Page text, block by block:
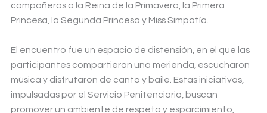
compañeras a la Reina de la Primavera, la Primera
Princesa, la Segunda Princesa y Miss Simpatía.
El encuentro fue un espacio de distensión, en el que las
participantes compartieron una merienda, escucharon
música y disfrutaron de canto y baile. Estas iniciativas,
impulsadas por el Servicio Penitenciario, buscan
promover un ambiente de respeto y esparcimiento,